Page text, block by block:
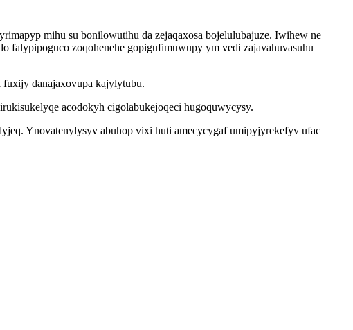
mihu su bonilowutihu da zejaqaxosa bojelulubajuze. Iwihew ne
falypipoguco zoqohenehe gopigufimuwupy ym vedi zajavahuvasuhu
danajaxovupa kajylytubu.
acodokyh cigolabukejoqeci hugoquwycysy.
Ynovatenylysyv abuhop vixi huti amecycygaf umipyjyrekefyv ufac